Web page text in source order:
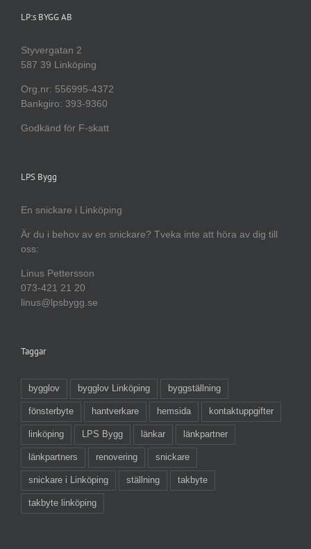
LP:s BYGG AB
Styvergatan 2
587 39 Linköping
Org.nr: 556995-4372
Bankgiro: 393-9360
Godkänd för F-skatt
LPS Bygg
En snickare i Linköping
Är du i behov av en snickare? Tveka inte att höra av dig till
oss:
Linus Pettersson
073-421 21 20
linus@lpsbygg.se
Taggar
bygglov bygglov Linköping byggställning
fönsterbyte hantverkare hemsida kontaktuppgifter
linköping LPS Bygg länkar länkpartner
länkpartners renovering snickare
snickare i Linköping ställning takbyte
takbyte linköping